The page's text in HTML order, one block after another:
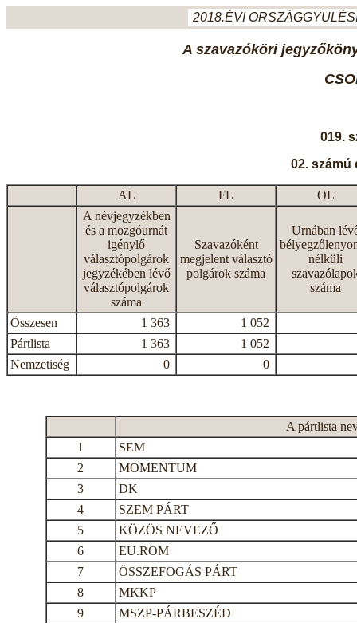
2018.ÉVI
A szavazóköri
019.
02. számú
AL FL
OL
A névjegyzékben
és a mozgóurnát
igénylő
választópolgárok
jegyzékében lévő
választópolgárok
száma
Szavazóként
megjelent választó
polgárok száma
Urnában
nélküli
száma
Összesen 1 363
1 052
Pártlista
1 363
1 052
Nemzetiség
0 0
A pártlista
1
SEM
2
MOMENTUM
3
DK
4
SZEM PÁRT
5
KÖZÖS NEVEZŐ
6
EU.ROM
7
ÖSSZEFOGÁS PÁRT
8
MKKP
9
MSZP-PÁRBESZÉD